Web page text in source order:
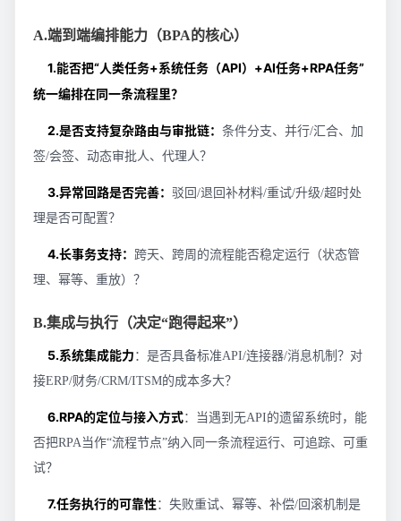
A.端到端编排能力（BPA的核心）
1.能否把“人类任务+系统任务（API）+AI任务+RPA任务”
统一编排在同一条流程里？
2.是否支持复杂路由与审批链： 条件分支、并行/汇合、加
签/会签、动态审批人、代理人？
3.异常回路是否完善： 驳回/退回补材料/重试/升级/超时处
理是否可配置？
4.长事务支持：
跨天、跨周的流程能否稳定运行（状态管
理、幂等、重放）？
B.集成与执行（决定“跑得起来”）
5.系统集成能力 ：是否具备标准API/连接器/消息机制？对
接ERP/财务/CRM/ITSM的成本多大？
6.RPA的定位与接入方式：当遇到无API的遗留系统时，能
否把RPA当作“流程节点”纳入同一条流程运行、可追踪、可重
试？
7.任务执行的可靠性 ：失败重试、幂等、补偿/回滚机制是